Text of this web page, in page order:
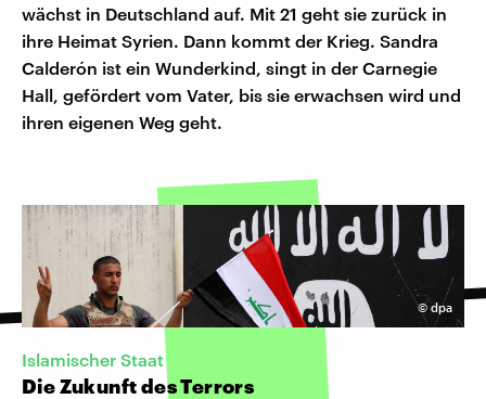
wächst in Deutschland auf. Mit 21 geht sie zurück in
ihre Heimat Syrien. Dann kommt der Krieg. Sandra
Calderón ist ein Wunderkind, singt in der Carnegie
Hall, gefördert vom Vater, bis sie erwachsen wird und
ihren eigenen Weg geht.
© dpa
Islamischer Staat
Die Zukunft des Terrors